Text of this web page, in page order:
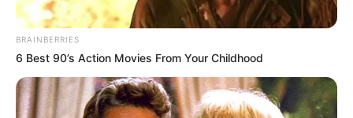
BRAINBERRIES
6 Best 90’s Action Movies From Your Childhood